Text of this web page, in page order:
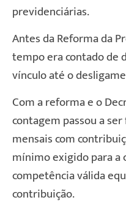
previdenciárias.
Antes da Reforma da
tempo era contado de
vínculo até o
Com a reforma e o
contagem passou a
mensais com
mínimo exigido para a
competência válida
contribuição.